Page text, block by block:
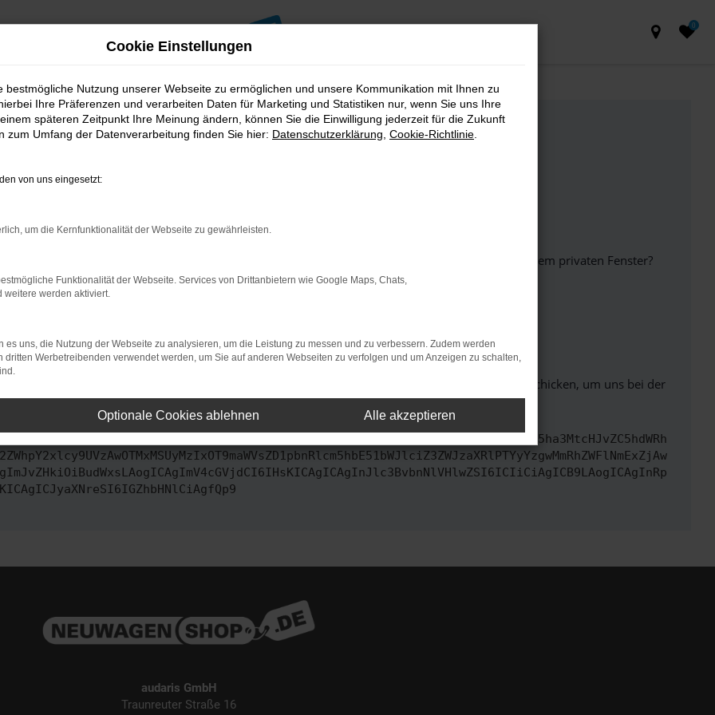
0
bestimmter Seiten verhindern. Funktioniert die Seite in einem anderen Browser oder in einem privaten Fenster?
beheben.
auf dem neuesten Stand sind.
kann auch dazu führen, dass bestimmte Funktionen nicht mehr unterstützt werden.
uns bitte. Wir werden versuchen, das Problem zu beheben. Du kannst uns diesen Text schicken, um uns bei der
audaris GmbH
Traunreuter Straße 16
Cookie Einstellungen
bestmögliche Nutzung unserer Webseite zu ermöglichen und unsere Kommunikation mit Ihnen zu
Ihre Präferenzen und verarbeiten Daten für Marketing und Statistiken nur, wenn Sie uns Ihre
späteren Zeitpunkt Ihre Meinung ändern, können Sie die Einwilligung jederzeit für die Zukunft
zum Umfang der Datenverarbeitung finden Sie hier: Datenschutzerklärung Cookie-Richtlinie
von uns eingesetzt:
um die Kernfunktionalität der Webseite zu gewährleisten.
Funktionalität der Webseite. Services von Drittanbietern wie Google Maps, Chats,
weitere werden aktiviert.
es uns, die Nutzung der Webseite zu analysieren, um die Leistung zu messen und zu verbessern. Zudem werden
dritten Werbetreibenden verwendet werden, um Sie auf anderen Webseiten zu verfolgen und um Anzeigen zu schalten,
Optionale Cookies ablehnen Alle akzeptieren